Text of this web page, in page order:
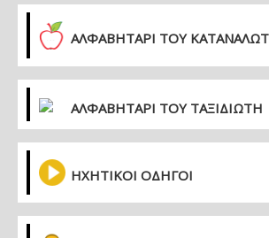
ΑΛΦΑΒΗΤΑΡΙ ΤΟΥ
ΑΛΦΑΒΗΤΑΡΙ ΤΟΥ ΤΑΞΙΔΙΩΤΗ
ΗΧΗΤΙΚΟΙ ΟΔΗΓΟΙ